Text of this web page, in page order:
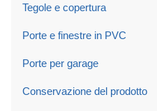
Tegole e copertura
Porte e finestre in PVC
Porte per garage
Conservazione del prodotto